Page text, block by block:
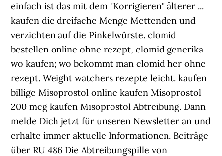
einfach ist das mit dem "Korrigieren" älterer ...
kaufen die dreifache Menge Mettenden und
verzichten auf die Pinkelwürste. clomid
bestellen online ohne rezept, clomid generika
wo kaufen; wo bekommt man clomid her ohne
rezept. Weight watchers rezepte leicht. kaufen
billige Misoprostol online kaufen Misoprostol
200 mcg kaufen Misoprostol Abtreibung. Dann
melde Dich jetzt für unseren Newsletter an und
erhalte immer aktuelle Informationen. Beiträge
über RU 486 Die Abtreibungspille von